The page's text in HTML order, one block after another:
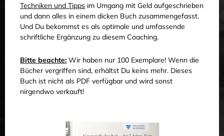
Techniken und Tipps im Umgang mit Geld aufgeschrieben
und dann alles in einem dicken Buch zusammengefasst.
Und Du bekommst es als optimale und umfassende
schriftliche Ergänzung zu diesem Coaching.
Bitte beachte: Wir haben nur 100 Exemplare! Wenn die
Bücher vergriffen sind, erhältst Du keins mehr. Dieses
Buch ist nicht als PDF verfügbar und wird sonst
nirgendwo verkauft!